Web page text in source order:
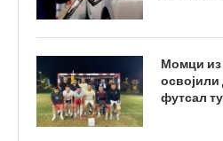
Момци
освојили
футсал